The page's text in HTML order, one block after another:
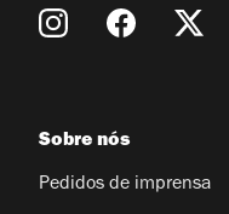
Sobre nós
Pedidos de imprensa